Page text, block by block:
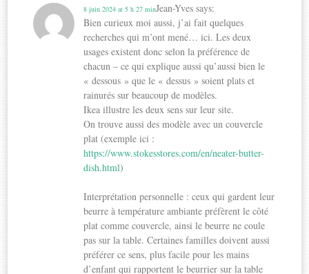
Jean-Yves says:
8 juin 2024 at 5 h 27 min
Bien curieux moi aussi, j’ai fait quelques
recherches qui m’ont mené… ici. Les deux
usages existent donc selon la préférence de
chacun – ce qui explique aussi qu’aussi bien le
« dessous » que le « dessus » soient plats et
rainurés sur beaucoup de modèles.
Ikea illustre les deux sens sur leur site.
On trouve aussi des modèle avec un couvercle
plat (exemple ici :
https://www.stokesstores.com/en/neater-butter-
dish.html)
Interprétation personnelle : ceux qui gardent leur
beurre à température ambiante préfèrent le côté
plat comme couvercle, ainsi le beurre ne coule
pas sur la table. Certaines familles doivent aussi
préférer ce sens, plus facile pour les mains
d’enfant qui rapportent le beurrier sur la table